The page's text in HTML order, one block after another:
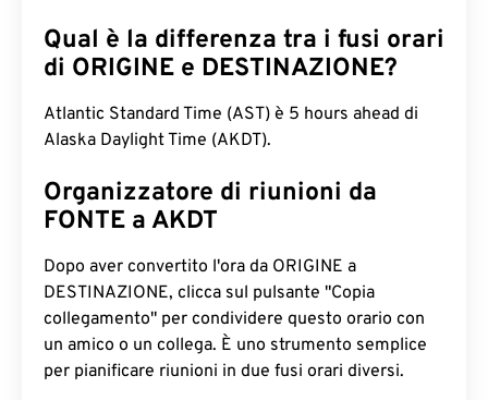
Qual è la differenza tra i fusi orari
di ORIGINE e DESTINAZIONE?
Atlantic Standard Time (AST) è 5 hours ahead di
Alaska Daylight Time (AKDT).
Organizzatore di riunioni da
FONTE a AKDT
Dopo aver convertito l'ora da ORIGINE a
DESTINAZIONE, clicca sul pulsante "Copia
collegamento" per condividere questo orario con
un amico o un collega. È uno strumento semplice
per pianificare riunioni in due fusi orari diversi.